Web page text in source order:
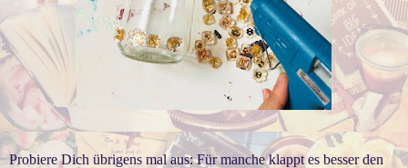
Probiere Dich übrigens mal aus: Für manche klappt es besser den